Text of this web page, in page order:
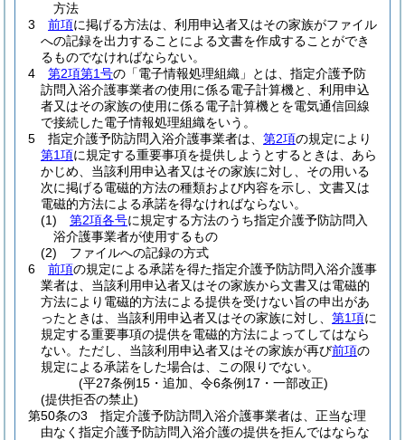
方法
3
前項に掲げる方法は、利用申込者又はその家族がファイル
への記録を出力することによる文書を作成することができ
るものでなければならない。
4
第2項第1号の「電子情報処理組織」とは、指定介護予防
訪問入浴介護事業者の使用に係る電子計算機と、利用申込
者又はその家族の使用に係る電子計算機とを電気通信回線
で接続した電子情報処理組織をいう。
5
指定介護予防訪問入浴介護事業者は、 第2項の規定により
第1項に規定する重要事項を提供しようとするときは、あら
かじめ、当該利用申込者又はその家族に対し、その用いる
次に掲げる電磁的方法の種類および内容を示し、文書又は
電磁的方法による承諾を得なければならない。
(1)
第2項各号に規定する方法のうち指定介護予防訪問入
浴介護事業者が使用するもの
(2)
ファイルへの記録の方式
6
前項の規定による承諾を得た指定介護予防訪問入浴介護事
業者は、当該利用申込者又はその家族から文書又は電磁的
方法により電磁的方法による提供を受けない旨の申出があ
ったときは、当該利用申込者又はその家族に対し、 第1項に
規定する重要事項の提供を電磁的方法によってしてはなら
ない。 ただし、当該利用申込者又はその家族が再び前項の
規定による承諾をした場合は、この限りでない。
(平27条例15・追加、令6条例17・一部改正)
(提供拒否の禁止)
第50条の3
指定介護予防訪問入浴介護事業者は、正当な理
由なく指定介護予防訪問入浴介護の提供を拒んではならな